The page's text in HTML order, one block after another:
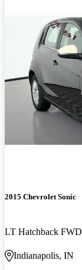
2015 Chevrolet Sonic
LT Hatchback FWD
Indianapolis, IN